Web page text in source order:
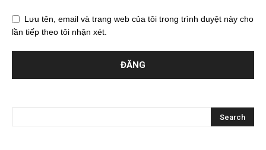
Lưu tên, email và trang web của tôi trong trình duyệt này cho
lần tiếp theo tôi nhận xét.